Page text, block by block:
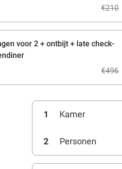
€210
voor 2 + ontbijt + late check-
€496
1 Kamer
2 Personen